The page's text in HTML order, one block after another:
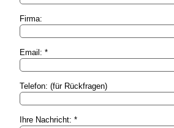
Firma:
Email: *
Telefon: (für Rückfragen)
Ihre Nachricht: *